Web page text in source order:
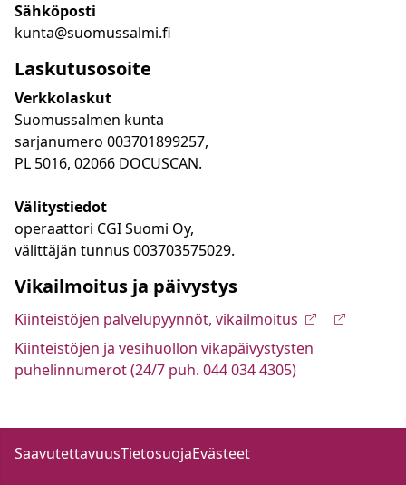
Sähköposti
kunta@suomussalmi.fi
Laskutusosoite
Verkkolaskut
Suomussalmen kunta
sarjanumero 003701899257,
PL 5016, 02066 DOCUSCAN.
Välitystiedot
operaattori CGI Suomi Oy,
välittäjän tunnus 003703575029.
Vikailmoitus ja päivystys
Kiinteistöjen palvelupyynnöt, vikailmoitus
Kiinteistöjen ja vesihuollon vikapäivystysten
puhelinnumerot (24/7 puh. 044 034 4305)
SaavutettavuusTietosuojaEvästeet